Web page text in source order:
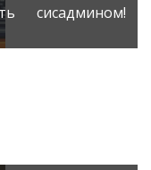
сисадмином!